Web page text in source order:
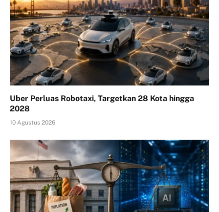
Uber Perluas Robotaxi, Targetkan 28 Kota hingga
2028
10 Agustus 2026